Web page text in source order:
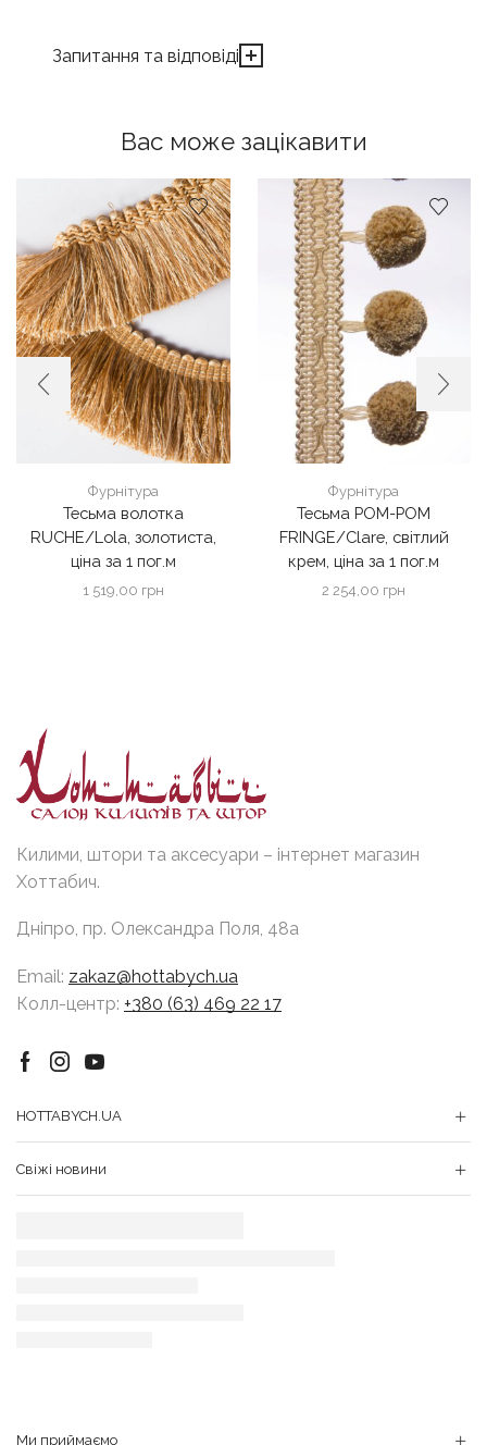
Запитання та відповіді
Вас може зацікавити
Фурнітура
Тесьма волотка
RUCHE/Lola, золотиста,
ціна за 1 пог.м
1 519,00 грн
Фурнітура
Тесьма POM-POM
FRINGE/Clare, світлий
крем, ціна за 1 пог.м
2 254,00 грн
Килими, штори та аксесуари – інтернет магазин
Хоттабич.
Дніпро, пр. Олександра Поля, 48а
Email: zakaz@hottabych.ua
Колл-центр: +380 (63) 469 22 17
Facebook
Instagram
Youtube
HOTTABYCH.UA
Свіжі новини
Ми приймаємо